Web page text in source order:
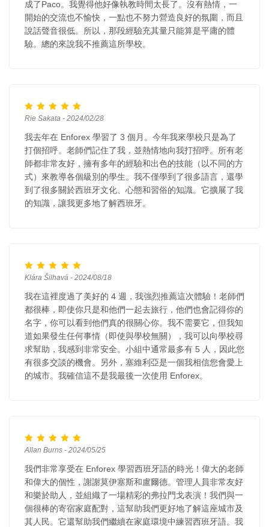
成了Paco。我覺得他好像執教時間太長了。沒有熱情，一
開始的交流也不愉快，一點也不努力營造良好的氛圍，而且
說話聲音很低。所以，那段經驗充其量只能算是平庸的體
驗。總的來說我不推薦這所學校。
Rie Sakata - 2024/02/28
我去年在 Enforex 學習了 3 個月。今年我來學校只是為了
打個招呼。老師們記住了我，並熱情地向我打招呼。所有老
師都非常友好，擁有多年的經驗和出色的技能（以不同的方
式）來教導各個級別的學生。我不僅學到了很多語言，還學
到了很多關於西班牙文化、心態和習俗的知識。它擴展了我
的知識，讓我更多地了解西班牙。
Klára Šilhavá - 2024/08/18
我在這裡度過了美好的 4 週，我強烈推薦這次體驗！老師們
都很棒，即使你只是和他們一起去旅行，他們也會記得你的
名字，你可以看到他們真的很關心你。我不需要它，但我知
道如果發生任何事情（即使與學校無關），我可以向學校尋
求幫助，我感到非常安全。小組中通常最多有 5 人，因此您
有很多交談的機會。另外，塞維利亞是一個我相信您會愛上
的城市。我確信這不是我最後一次使用 Enforex。
Allan Burns - 2024/05/25
我們非常享受在 Enforex 學習西班牙語的時光！偉大的老師
和偉大的個性，謝謝莫伊塞斯和盧爾德。管理人員非常友好
和樂於助人，並組織了一場精彩的弗拉門戈表演！我們與一
個很棒的寄宿家庭配對，這幫助我們更好地了解這座城市及
其人民。它還幫助我們繼續在家庭環境中練習西班牙語。我